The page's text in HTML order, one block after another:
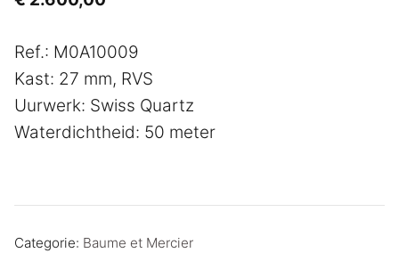
Ref.: M0A10009
Kast: 27 mm, RVS
Uurwerk: Swiss Quartz
Waterdichtheid: 50 meter
Categorie: Baume et Mercier